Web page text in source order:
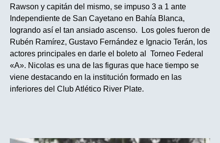
Rawson y capitán del mismo, se impuso 3 a 1 ante
Independiente de San Cayetano en Bahía Blanca,
logrando así el tan ansiado ascenso. Los goles fueron de
Rubén Ramírez, Gustavo Fernández e Ignacio Terán, los
actores principales en darle el boleto al Torneo Federal
«A». Nicolas es una de las figuras que hace tiempo se
viene destacando en la institución formado en las
inferiores del Club Atlético River Plate.